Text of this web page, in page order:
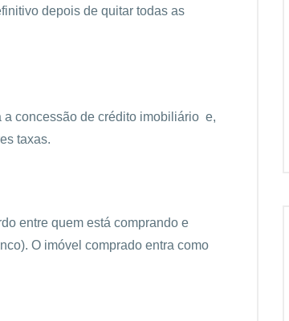
depois de quitar todas as
a concessão de crédito imobiliário e,
taxas.
entre quem está comprando e
O imóvel comprado entra como